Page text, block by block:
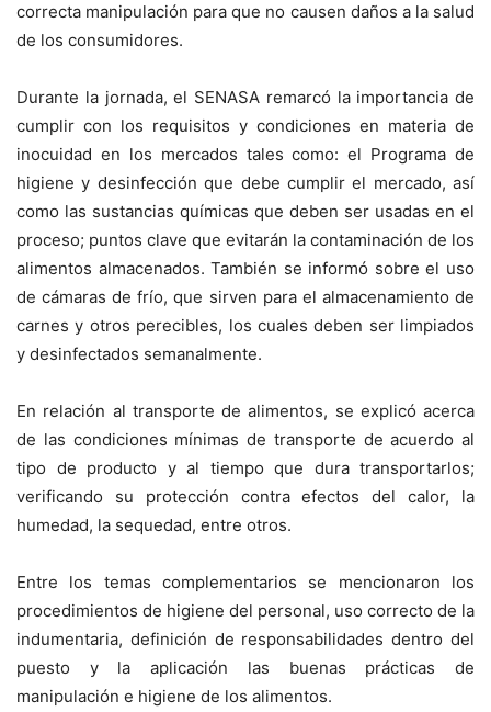
correcta manipulación para que no causen daños a la salud
de los consumidores.
Durante la jornada, el SENASA remarcó la importancia de
cumplir con los requisitos y condiciones en materia de
inocuidad en los mercados tales como: el Programa de
higiene y desinfección que debe cumplir el mercado, así
como las sustancias químicas que deben ser usadas en el
proceso; puntos clave que evitarán la contaminación de los
alimentos almacenados. También se informó sobre el uso
de cámaras de frío, que sirven para el almacenamiento de
carnes y otros perecibles, los cuales deben ser limpiados
y desinfectados semanalmente.
En relación al transporte de alimentos, se explicó acerca
de las condiciones mínimas de transporte de acuerdo al
tipo de producto y al tiempo que dura transportarlos;
verificando su protección contra efectos del calor, la
humedad, la sequedad, entre otros.
Entre los temas complementarios se mencionaron los
procedimientos de higiene del personal, uso correcto de la
indumentaria, definición de responsabilidades dentro del
puesto y la aplicación las buenas prácticas de
manipulación e higiene de los alimentos.